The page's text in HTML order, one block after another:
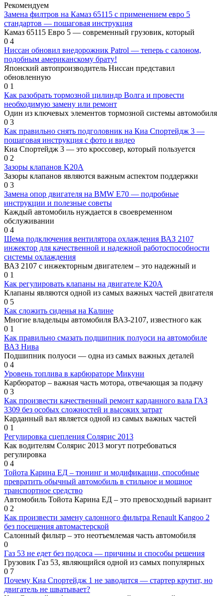
Рекомендуем
Замена филтров на Камаз 65115 с применением евро 5
стандартов — пошаговая инструкция
Камаз 65115 Евро 5 — современный грузовик, который
0 4
Ниссан обновил внедорожник Patrol — теперь с салоном,
подобным американскому брату!
Японский автопроизводитель Ниссан представил
обновленную
0 1
Как разобрать тормозной цилиндр Волга и провести
необходимую замену или ремонт
Один из ключевых элементов тормозной системы автомобиля
0 3
Как правильно снять подголовник на Киа Спортейдж 3 —
пошаговая инструкция с фото и видео
Киа Спортейдж 3 — это кроссовер, который пользуется
0 2
Зазоры клапанов K20А
Зазоры клапанов являются важным аспектом поддержки
0 3
Замена опор двигателя на BMW Е70 — подробные
инструкции и полезные советы
Каждый автомобиль нуждается в своевременном
обслуживании
0 4
Шема подключения вентилятора охлаждения ВАЗ 2107
инжектор для качественной и надежной работоспособности
системы охлаждения
ВАЗ 2107 с инжекторным двигателем – это надежный и
0 1
Как регулировать клапаны на двигателе К20А
Клапаны являются одной из самых важных частей двигателя
0 5
Как сложить сиденья на Калине
Многие владельцы автомобиля ВАЗ-2107, известного как
0 1
Как правильно смазать подшипник полуоси на автомобиле
ВАЗ Нива
Подшипник полуоси — одна из самых важных деталей
0 4
Уровень топлива в карбюраторе Микуни
Карбюратор – важная часть мотора, отвечающая за подачу
0 3
Как произвести качественный ремонт карданного вала ГАЗ
3309 без особых сложностей и высоких затрат
Карданный вал является одной из самых важных частей
0 1
Регулировка сцепления Солярис 2013
Как водителям Солярис 2013 могут потребоваться
регулировка
0 4
Тойота Карина ЕД – тюнинг и модификации, способные
превратить обычный автомобиль в стильное и мощное
транспортное средство
Автомобиль Тойота Карина ЕД – это превосходный вариант
0 2
Как произвести замену салонного фильтра Renault Kangoo 2
без посещения автомастерской
Салонный фильтр – это неотъемлемая часть автомобиля
0
Газ 53 не едет без подсоса — причины и способы решения
Грузовик Газ 53, являющийся одной из самых популярных
0 7
Почему Киа Спортейдж 1 не заводится — стартер крутит, но
двигатель не шватывает?